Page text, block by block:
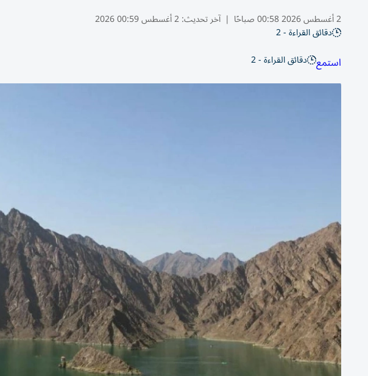
2 أغسطس 2026 00:58 صباحًا | آخر تحديث:2 أغسطس 00:59 2026
دقائق القراءة - 2
استمع دقائق القراءة - 2